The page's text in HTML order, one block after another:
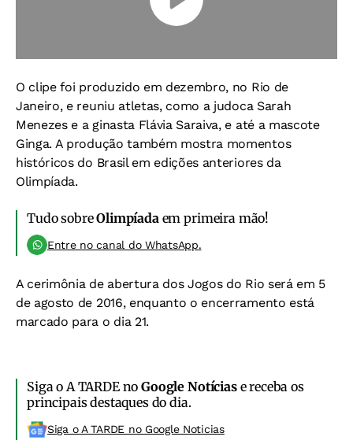
O clipe foi produzido em dezembro, no Rio de
Janeiro, e reuniu atletas, como a judoca Sarah
Menezes e a ginasta Flávia Saraiva, e até a mascote
Ginga. A produção também mostra momentos
históricos do Brasil em edições anteriores da
Olimpíada.
Tudo sobreOlimpíadaem primeira mão!
Entre no canal do WhatsApp.
A cerimônia de abertura dos Jogos do Rio será em 5
de agosto de 2016, enquanto o encerramento está
marcado para o dia 21.
Siga o A TARDE noGoogle Notíciase receba os
principais destaques do dia.
Siga o A TARDE no Google Noticias